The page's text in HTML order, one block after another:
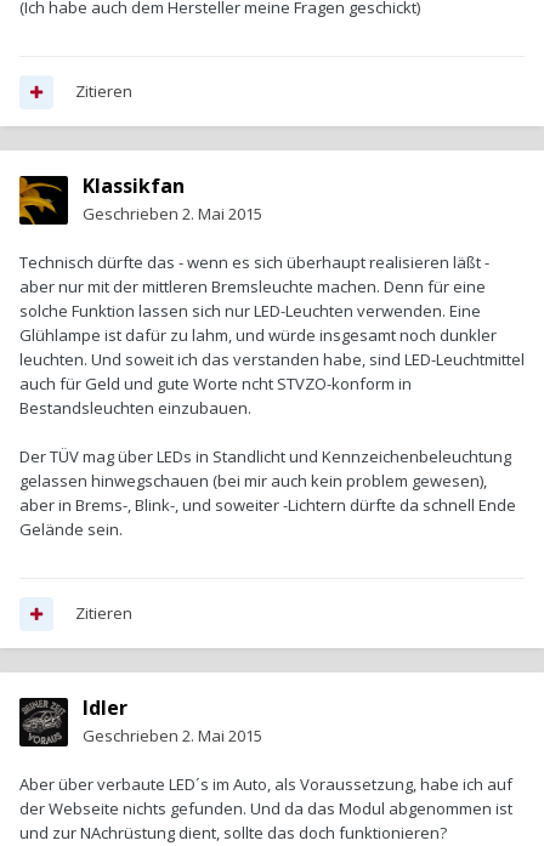
(Ich habe auch dem Hersteller meine Fragen geschickt)
Zitieren
Klassikfan
Geschrieben 2. Mai 2015
Technisch dürfte das - wenn es sich überhaupt realisieren läßt -
aber nur mit der mittleren Bremsleuchte machen. Denn für eine
solche Funktion lassen sich nur LED-Leuchten verwenden. Eine
Glühlampe ist dafür zu lahm, und würde insgesamt noch dunkler
leuchten. Und soweit ich das verstanden habe, sind LED-Leuchtmittel
auch für Geld und gute Worte ncht STVZO-konform in
Bestandsleuchten einzubauen.
Der TÜV mag über LEDs in Standlicht und Kennzeichenbeleuchtung
gelassen hinwegschauen (bei mir auch kein problem gewesen),
aber in Brems-, Blink-, und soweiter -Lichtern dürfte da schnell Ende
Gelände sein.
Zitieren
Idler
Geschrieben 2. Mai 2015
Aber über verbaute LED´s im Auto, als Voraussetzung, habe ich auf
der Webseite nichts gefunden. Und da das Modul abgenommen ist
und zur NAchrüstung dient, sollte das doch funktionieren?